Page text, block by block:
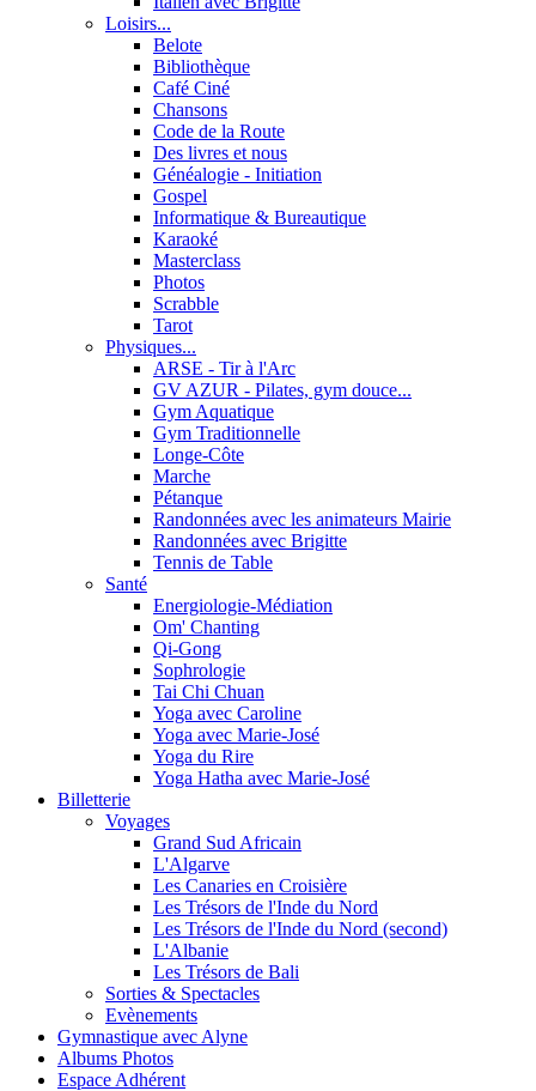
Loisirs...
Belote
Bibliothèque
Café Ciné
Chansons
Code de la Route
Des livres et nous
Généalogie - Initiation
Gospel
Informatique & Bureautique
Karaoké
Masterclass
Photos
Scrabble
Tarot
Physiques...
ARSE - Tir à l'Arc
GV AZUR - Pilates, gym douce...
Gym Aquatique
Gym Traditionnelle
Longe-Côte
Marche
Pétanque
Randonnées avec les animateurs Mairie
Randonnées avec Brigitte
Tennis de Table
Santé
Energiologie-Médiation
Om' Chanting
Qi-Gong
Sophrologie
Tai Chi Chuan
Yoga avec Caroline
Yoga avec Marie-José
Yoga du Rire
Yoga Hatha avec Marie-José
Billetterie
Voyages
Grand Sud Africain
L'Algarve
Les Canaries en Croisière
Les Trésors de l'Inde du Nord
Les Trésors de l'Inde du Nord (second)
L'Albanie
Les Trésors de Bali
Sorties & Spectacles
Evènements
Gymnastique avec Alyne
Albums Photos
Espace Adhérent